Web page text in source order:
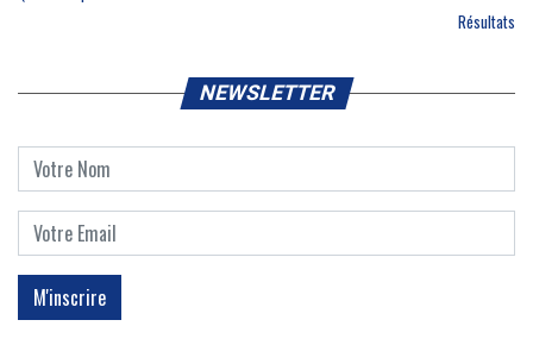
Résultats
NEWSLETTER